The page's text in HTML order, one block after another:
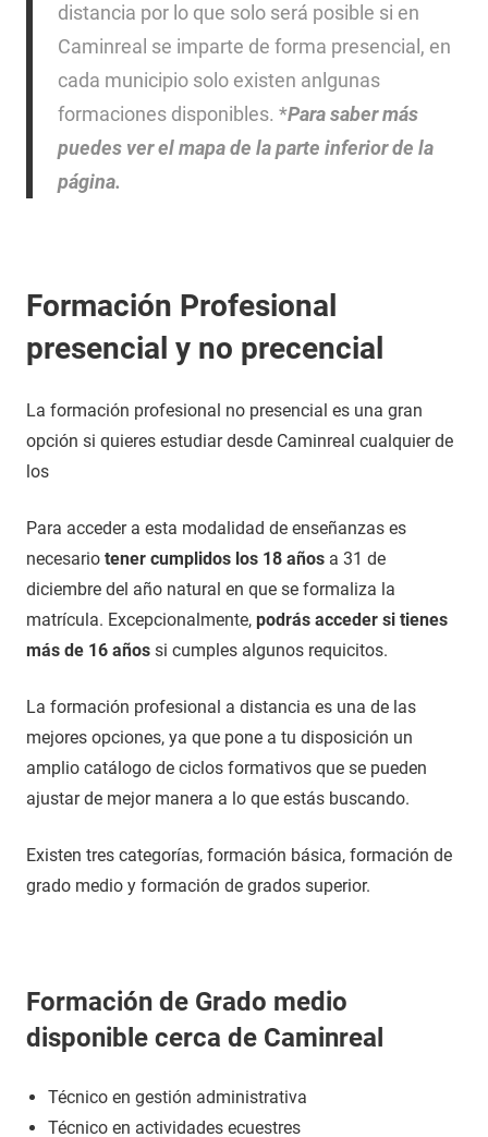
distancia por lo que solo será posible si en
Caminreal se imparte de forma presencial, en
cada municipio solo existen anlgunas
formaciones disponibles. *Para saber más
puedes ver el mapa de la parte inferior de la
página.
Formación Profesional
presencial y no precencial
La formación profesional no presencial es una gran
opción si quieres estudiar desde Caminreal cualquier de
los
Para acceder a esta modalidad de enseñanzas es
necesario tener cumplidos los 18 años a 31 de
diciembre del año natural en que se formaliza la
matrícula. Excepcionalmente, podrás acceder si tienes
más de 16 años si cumples algunos requicitos.
La formación profesional a distancia es una de las
mejores opciones, ya que pone a tu disposición un
amplio catálogo de ciclos formativos que se pueden
ajustar de mejor manera a lo que estás buscando.
Existen tres categorías, formación básica, formación de
grado medio y formación de grados superior.
Formación de Grado medio
disponible cerca de Caminreal
Técnico en gestión administrativa
Técnico en actividades ecuestres